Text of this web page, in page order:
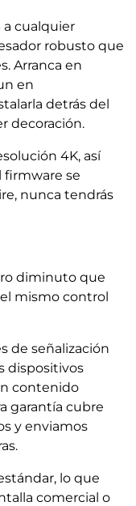
a cualquier
robusto que
Arranca en
en
detrás del
decoración.
4K, así
firmware se
nunca tendrás
diminuto que
mismo control
de señalización
dispositivos
contenido
garantía cubre
y enviamos
lo que
comercial o